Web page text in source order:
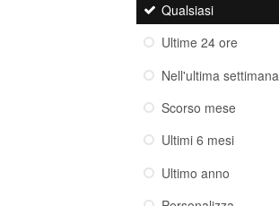
Qualsiasi
Ultime 24 ore
Nell'ultima settimana
Scorso mese
Ultimi 6 mesi
Ultimo anno